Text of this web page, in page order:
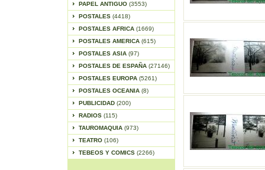
PAPEL ANTIGUO (3553)
POSTALES (4418)
POSTALES AFRICA (1669)
POSTALES AMERICA (615)
POSTALES ASIA (97)
POSTALES DE ESPAÑA (27146)
POSTALES EUROPA (5261)
POSTALES OCEANIA (8)
PUBLICIDAD (200)
RADIOS (115)
TAUROMAQUIA (973)
TEATRO (106)
TEBEOS Y COMICS (2266)